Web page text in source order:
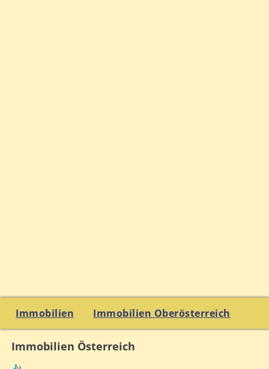
Immobilien Immobilien Oberösterreich
Immobilien Österreich